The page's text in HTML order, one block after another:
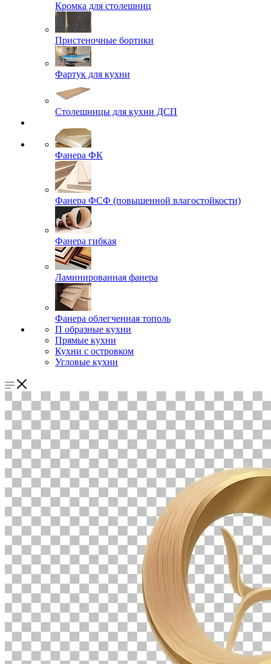
Кромка для столешниц
Пристеночные бортики
Фартук для кухни
Столешницы для кухни ДСП
Фанера ФК
Фанера ФСФ (повышенной влагостойкости)
Фанера гибкая
Ламинированная фанера
Фанера облегченная тополь
П образные кухни
Прямые кухни
Кухни с островком
Угловые кухни